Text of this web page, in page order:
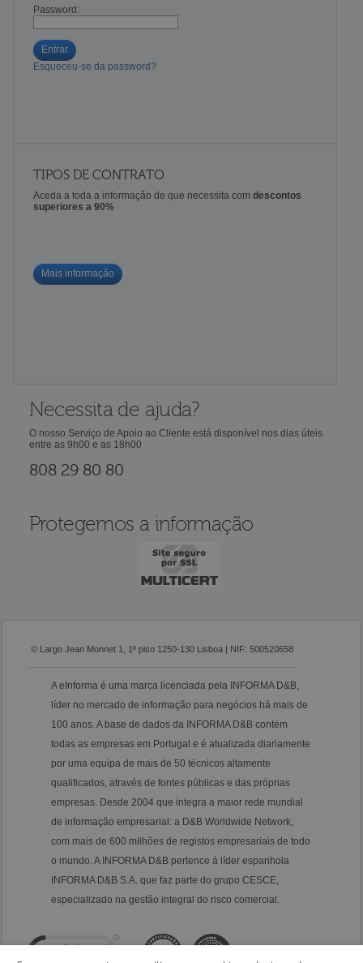
Password:
Entrar
Esqueceu-se da password?
TIPOS DE CONTRATO
Aceda a toda a informação de que necessita com descontos
superiores a 90%
Mais informação
Necessita de ajuda?
O nosso Serviço de Apoio ao Cliente está disponível nos dias úteis
entre as 9h00 e as 18h00
808 29 80 80
Protegemos a informação
© Largo Jean Monnet 1, 1º piso 1250-130 Lisboa | NIF: 500520658
A eInforma é uma marca licenciada pela INFORMA D&B,
líder no mercado de informação para negócios há mais de
100 anos. A base de dados da INFORMA D&B contém
todas as empresas em Portugal e é atualizada diariamente
por uma equipa de mais de 50 técnicos altamente
qualificados, através de fontes públicas e das próprias
empresas. Desde 2004 que integra a maior rede mundial
de informação empresarial: a D&B Worldwide Network,
com mais de 600 milhões de registos empresariais de todo
o mundo. A INFORMA D&B pertence à líder espanhola
INFORMA D&B S.A. que faz parte do grupo CESCE,
especializado na gestão integral do risco comercial.